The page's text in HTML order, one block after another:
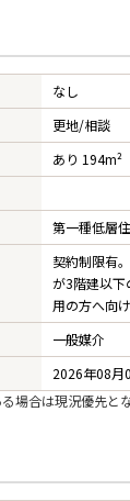
なし
更地/相談
あり 194m²
第一種低層
契約制限有
が3階建以下
用の方へ向
一般媒介
2026年08月
場合は現況優先と